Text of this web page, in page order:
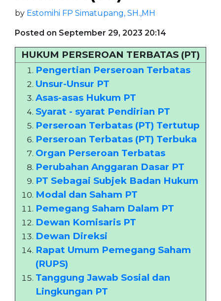
by Estomihi FP Simatupang, SH.,MH
Posted on September 29, 2023 20:14
HUKUM PERSEROAN TERBATAS (PT)
Pengertian Perseroan Terbatas
Unsur-Unsur PT
Asas-asas Hukum PT
Syarat - syarat Pendirian PT
Perseroan Terbatas (PT) Tertutup
Perseroan Terbatas (PT) Terbuka
Organ Perseroan Terbatas
Perubahan Anggaran Dasar PT
PT Sebagai Subjek Badan Hukum
Modal dan Saham PT
Pemegang Saham Dalam PT
Dewan Komisaris PT
Dewan Direksi
Rapat Umum Pemegang Saham
(RUPS)
Tanggung Jawab Sosial dan
Lingkungan PT